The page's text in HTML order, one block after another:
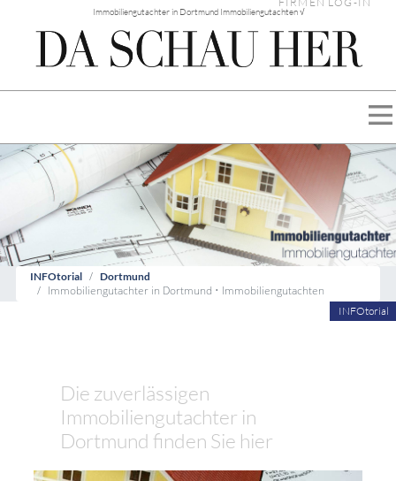
Immobiliengutachter in Dortmund Immobiliengutachten √
INFOtorial Dortmund
Immobiliengutachter in Dortmund • Immobiliengutachten
INFOtorial
Die zuverlässigen
Immobiliengutachter in
Dortmund finden Sie hier